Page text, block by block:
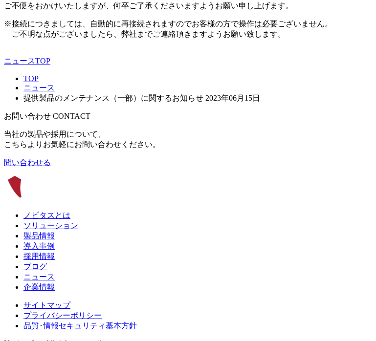
ご不便をおかけいたしますが、何卒ご了承くださいますようお願い申し上げます。
※接続につきましては、自動的に再接続されますのでお客様の方で操作は必要ございません。
ご不明な点がございましたら、弊社までご連絡頂きますようお願い致します。
ニュースTOP
TOP
ニュース
提供製品のメンテナンス（一部）に関するお知らせ 2023年06月15日
お問い合わせ CONTACT
当社の製品や採用について、
こちらよりお気軽にお問い合わせください。
問い合わせる
ノビタスとは
ソリューション
製品情報
導入事例
採用情報
ブログ
ニュース
企業情報
サイトマップ
プライバシーポリシー
品質･情報セキュリティ基本方針